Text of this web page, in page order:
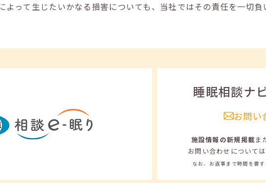
よって生じたいかなる損害についても、当社ではその責任を一切
睡眠相談ナ
お問い
施設情報の新規掲載ま
お問い合わせについて
なお、お返事まで時間を要